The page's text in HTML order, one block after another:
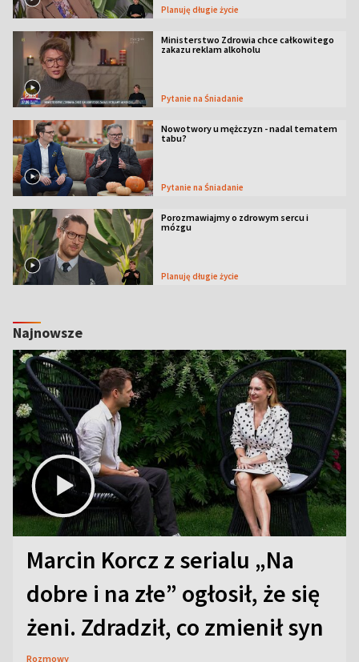
Planuję długie życie
Ministerstwo Zdrowia chce całkowitego
zakazu reklam alkoholu
Pytanie na Śniadanie
Nowotwory u mężczyzn - nadal tematem
tabu?
Pytanie na Śniadanie
Porozmawiajmy o zdrowym sercu i
mózgu
Planuję długie życie
Najnowsze
Marcin Korcz z serialu „Na
dobre i na złe” ogłosił, że się
żeni. Zdradził, co zmienił syn
Rozmowy